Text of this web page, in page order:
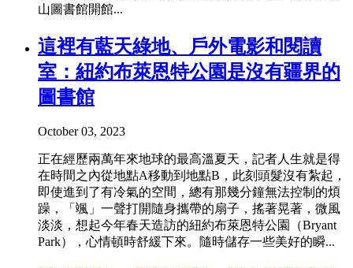
山圖書館開館...
這裡有藍天綠地、戶外電影和閱讀
室：紐約布萊恩特公園是沒有疆界的
圖書館
October 03, 2023
正在經歷兩萬年來地球的最高溫夏天，記者人生就是得
在時間之內從地點A移動到地點B，此刻頭髮沒有紮起，
即使進到了有冷氣的空間，總有那幾分鐘無法控制的煩
躁，「颯」一聲打開隨身攜帶的扇子，搖著晃著，微風
淡淡，想起今年春天造訪的紐約布萊恩特公園（Bryant
Park），心情頓時舒緩下來。隨時儲存一些美好的瞬...